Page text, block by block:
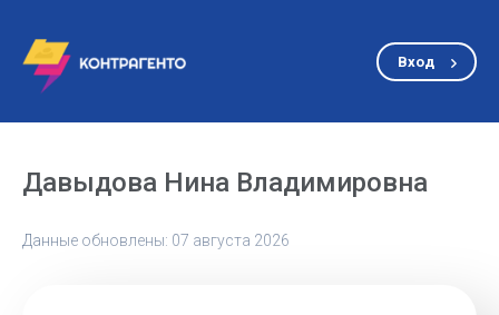
Вход
Давыдова Нина Владимировна
Данные обновлены: 07 августа 2026